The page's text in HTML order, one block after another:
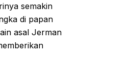
semakin
di papan
asal Jerman